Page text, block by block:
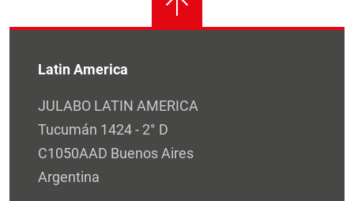
Latin America
JULABO LATIN AMERICA
Tucumán 1424 - 2° D
C1050AAD Buenos Aires
Argentina